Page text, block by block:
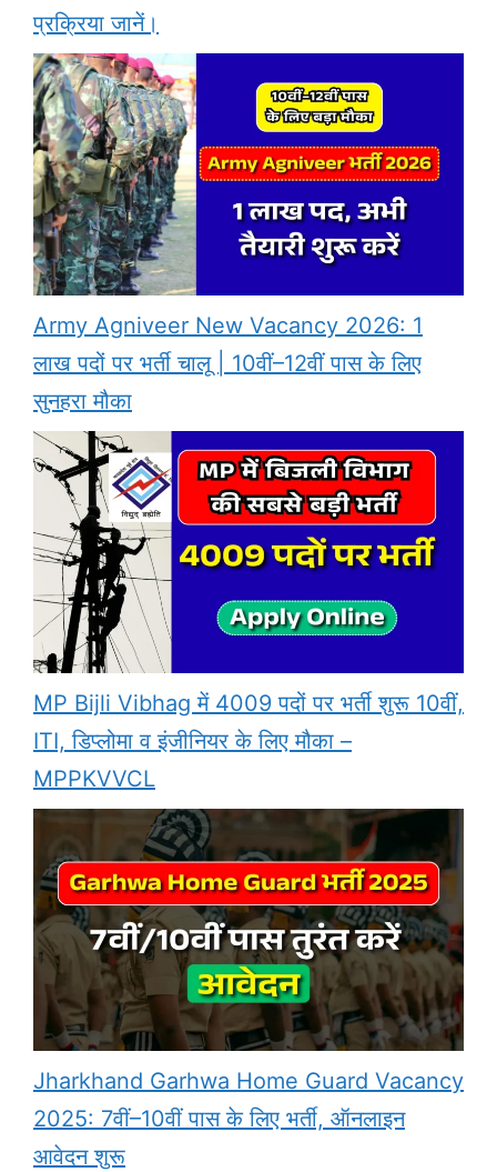
प्रक्रिया जानें।
Army Agniveer New Vacancy 2026: 1
लाख पदों पर भर्ती चालू | 10वीं–12वीं पास के लिए
सुनहरा मौका
MP Bijli Vibhag में 4009 पदों पर भर्ती शुरू 10वीं,
ITI, डिप्लोमा व इंजीनियर के लिए मौका –
MPPKVVCL
Jharkhand Garhwa Home Guard Vacancy
2025: 7वीं–10वीं पास के लिए भर्ती, ऑनलाइन
आवेदन शुरू